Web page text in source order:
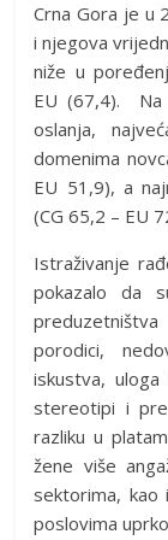
Crna Gora je u
i njegova
niže u
EU (67,4). Na
oslanja,
domenima
EU 51,9), a
(CG 65,2 – EU
Istraživanje
pokazalo da
porodici,
iskustva,
stereotipi i
razliku u
žene više
sektorima,
poslovima